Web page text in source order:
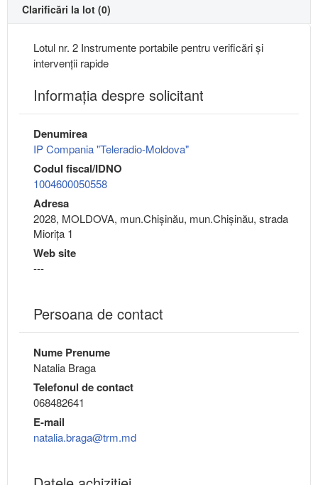
Clarificări la lot (0)
Lotul nr. 2 Instrumente portabile pentru verificări și
intervenții rapide
Informaţia despre solicitant
Denumirea
IP Compania "Teleradio-Moldova"
Codul fiscal/IDNO
1004600050558
Adresa
2028, MOLDOVA, mun.Chişinău, mun.Chişinău, strada
Miorița 1
Web site
---
Persoana de contact
Nume Prenume
Natalia Braga
Telefonul de contact
068482641
E-mail
natalia.braga@trm.md